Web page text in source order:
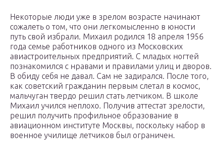
Некоторые люди уже в зрелом возрасте начинают
сожалеть о том, что они легкомысленно в юности
путь свой избрали. Михаил родился 18 апреля 1956
года семье работников одного из Московских
авиастроительных предприятий. С младых ногтей
познакомился с нравами и правилами улиц и дворов.
В обиду себя не давал. Сам не задирался. После того,
как советский гражданин первым слетал в космос,
мальчуган твердо решил стать летчиком. В школе
Михаил учился неплохо. Получив аттестат зрелости,
решил получить профильное образование в
авиационном институте Москвы, поскольку набор в
военное училище летчиков был ограничен.